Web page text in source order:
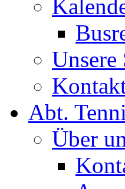
Unsere
Abt.
Über